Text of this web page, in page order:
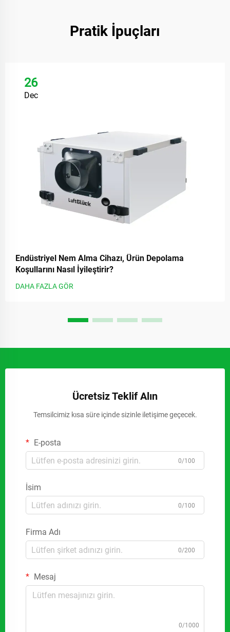
Pratik İpuçları
26
Dec
Endüstriyel Nem Alma Cihazı, Ürün Depolama
Koşullarını Nasıl İyileştirir?
DAHA FAZLA GÖR
Ücretsiz Teklif Alın
Temsilcimiz kısa süre içinde sizinle iletişime geçecek.
E-posta
0/100
İsim
0/100
Firma Adı
0/200
Mesaj
0/1000